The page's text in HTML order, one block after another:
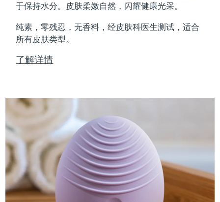
于保持水分。皮肤柔嫩自然，闪耀健康光采。
纯素，零残忍，无香料，经皮肤科医生测试，适合
所有皮肤类型。
了解详情